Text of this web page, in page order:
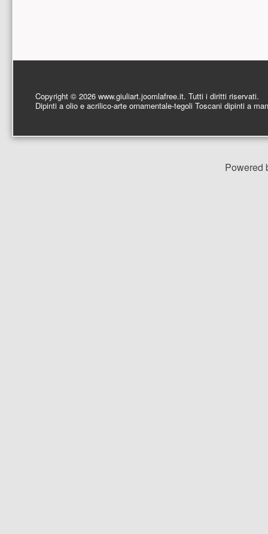
Copyright © 2026 www.giuliart.joomlafree.it. Tutti i diritti riservati.
Dipinti a olio e acrilico-arte ornamentale-tegoli Toscani dipinti a
Powered